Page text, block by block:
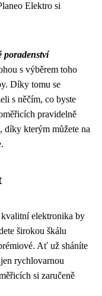
Elektro si
poradenství
s výběrem toho
Díky tomu se
s něčím, co byste
pravidelně
díky kterým můžete na
elektronika by
širokou škálu
Ať už sháníte
rychlovarnou
si zaručeně